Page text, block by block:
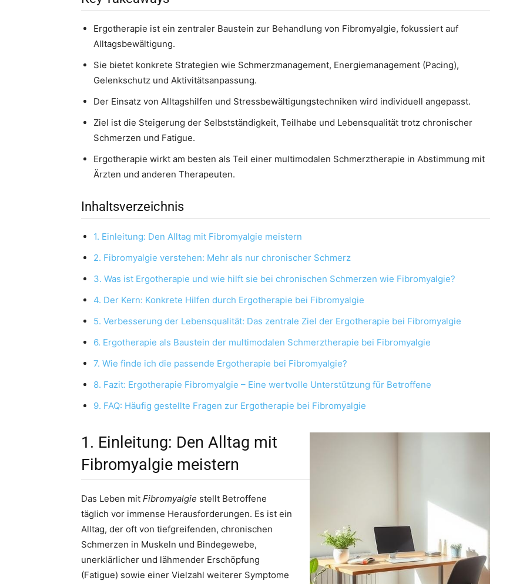
Ergotherapie ist ein zentraler Baustein zur Behandlung von Fibromyalgie, fokussiert auf
Alltagsbewältigung.
Sie bietet konkrete Strategien wie Schmerzmanagement, Energiemanagement (Pacing),
Gelenkschutz und Aktivitätsanpassung.
Der Einsatz von Alltagshilfen und Stressbewältigungstechniken wird individuell angepasst.
Ziel ist die Steigerung der Selbstständigkeit, Teilhabe und Lebensqualität trotz chronischer
Schmerzen und Fatigue.
Ergotherapie wirkt am besten als Teil einer multimodalen Schmerztherapie in Abstimmung mit
Ärzten und anderen Therapeuten.
Inhaltsverzeichnis
1. Einleitung: Den Alltag mit Fibromyalgie meistern
2. Fibromyalgie verstehen: Mehr als nur chronischer Schmerz
3. Was ist Ergotherapie und wie hilft sie bei chronischen Schmerzen wie Fibromyalgie?
4. Der Kern: Konkrete Hilfen durch Ergotherapie bei Fibromyalgie
5. Verbesserung der Lebensqualität: Das zentrale Ziel der Ergotherapie bei Fibromyalgie
6. Ergotherapie als Baustein der multimodalen Schmerztherapie bei Fibromyalgie
7. Wie finde ich die passende Ergotherapie bei Fibromyalgie?
8. Fazit: Ergotherapie Fibromyalgie – Eine wertvolle Unterstützung für Betroffene
9. FAQ: Häufig gestellte Fragen zur Ergotherapie bei Fibromyalgie
1. Einleitung: Den Alltag mit
Fibromyalgie meistern
Das Leben mit Fibromyalgie stellt Betroffene
täglich vor immense Herausforderungen. Es ist ein
Alltag, der oft von tiefgreifenden, chronischen
Schmerzen in Muskeln und Bindegewebe,
unerklärlicher und lähmender Erschöpfung
(Fatigue) sowie einer Vielzahl weiterer Symptome